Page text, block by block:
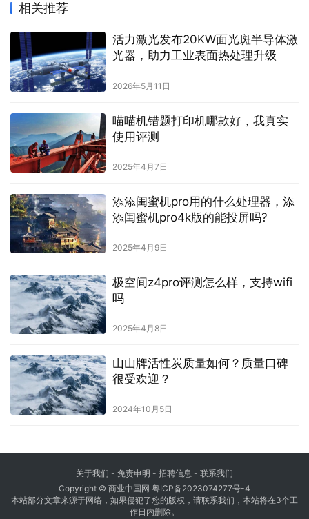
相关推荐
活力激光发布20KW面光斑半导体激
光器，助力工业表面热处理升级
2026年5月11日
喵喵机错题打印机哪款好，我真实
使用评测
2025年4月7日
添添闺蜜机pro用的什么处理器，添
添闺蜜机pro4k版的能投屏吗?
2025年4月9日
极空间z4pro评测怎么样，支持wifi
吗
2025年4月8日
山山牌活性炭质量如何？质量口碑
很受欢迎？
2024年10月5日
关于我们 - 免责申明 - 招聘信息 - 联系我们
Copyright © 商业中国网 粤ICP备2023074277号-4
本站部分文章来源于网络，如果侵犯了您的版权，请联系我们，本站将在3个工
作日内删除。